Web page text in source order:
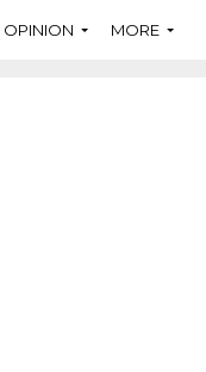
OPINION MORE